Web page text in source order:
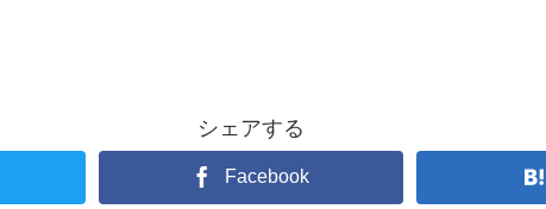
シェアする
Facebook